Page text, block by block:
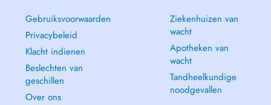
Gebruiksvoorwaarden
Privacybeleid
Klacht indienen
Beslechten van
geschillen
Over ons
Ziekenhuizen van
wacht
Apotheken van
wacht
Tandheelkundige
noodgevallen